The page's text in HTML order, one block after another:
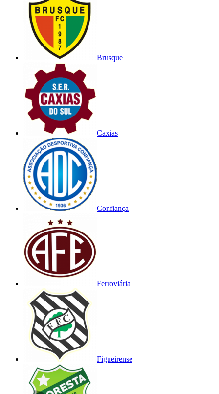
Brusque
Caxias
Confiança
Ferroviária
Figueirense